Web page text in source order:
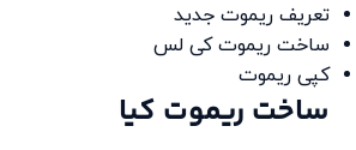
تعریف ریموت جدید
ساخت ریموت کی لس
کپی ریموت
ساخت ریموت کیا